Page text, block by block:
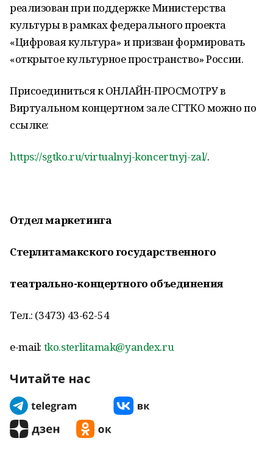
реализован при поддержке Министерства
культуры в рамках федерального проекта
«Цифровая культура» и призван формировать
«открытое культурное пространство» России.
Присоединиться к ОНЛАЙН-ПРОСМОТРУ в
Виртуальном концертном зале СГТКО можно по
ссылке:
https://sgtko.ru/virtualnyj-koncertnyj-zal/.
Отдел маркетинга
Стерлитамакского государственного
театрально-концертного объединения
Тел.: (3473) 43-62-54
е-mail: tko.sterlitamak@yandex.ru
Читайте нас